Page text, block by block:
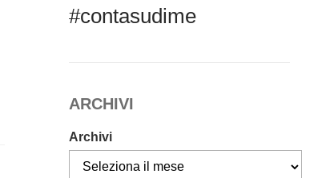
#contasudime
ARCHIVI
Archivi